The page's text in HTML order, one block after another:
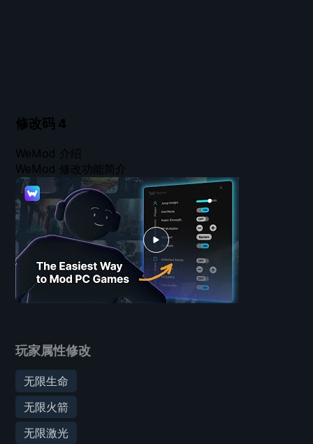
修改码 4
玩家属性修改
无限生命
无限火箭
无限激光
WeMod 介绍
WeMod 修改功能简介